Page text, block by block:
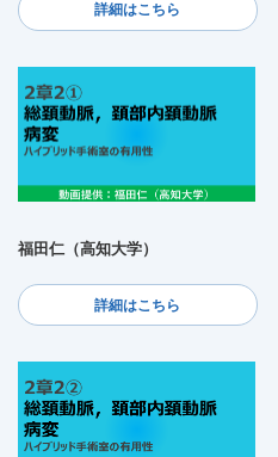
詳細はこちら
福田仁（高知大学）
詳細はこちら